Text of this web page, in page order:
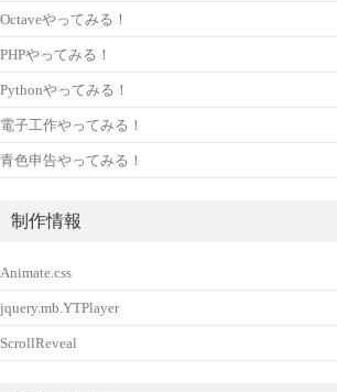
Octaveやってみる！
PHPやってみる！
Pythonやってみる！
電子工作やってみる！
青色申告やってみる！
制作情報
Animate.css
jquery.mb.YTPlayer
ScrollReveal